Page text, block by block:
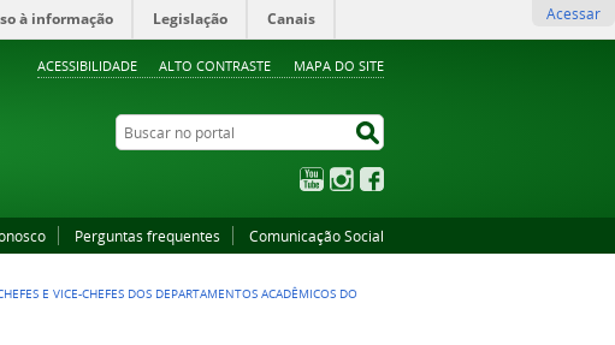
ACESSIBILIDADE ALTO CONTRASTE MAPA DO SITE
à informação Legislação Canais Acessar
Buscar no portal
YouTubeInstagram
Perguntas frequentes Comunicação Social
E VICE-CHEFES DOS DEPARTAMENTOS ACADÊMICOS DO